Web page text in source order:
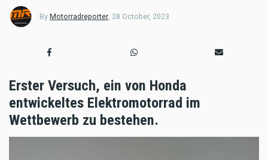
By Motorradreporter, 28 October, 2023
Erster Versuch, ein von Honda
entwickeltes Elektromotorrad im
Wettbewerb zu bestehen.